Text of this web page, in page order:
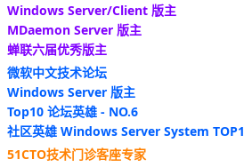
Windows Server/Client 版主
MDaemon Server 版主
蝉联六届优秀版主
微软中文技术论坛
Windows Server 版主
Top10 论坛英雄 - NO.6
社区英雄 Windows Server System TOP1
51CTO技术门诊客座专家